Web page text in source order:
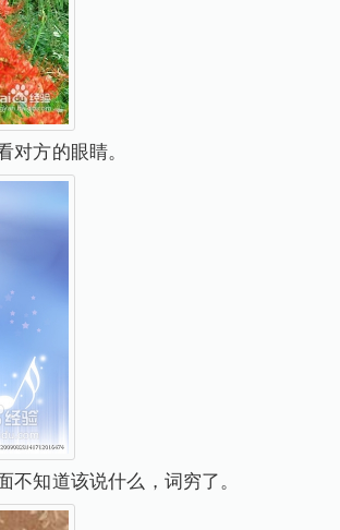
对方的眼睛。
知道该说什么，词穷了。